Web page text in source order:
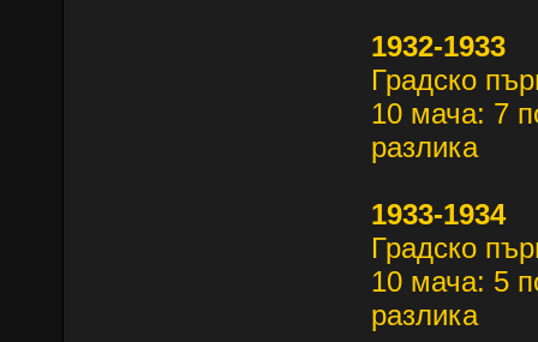
1932-1933
Градско
10 мача: 7
разлика
1933-1934
Градско
10 мача: 5
разлика